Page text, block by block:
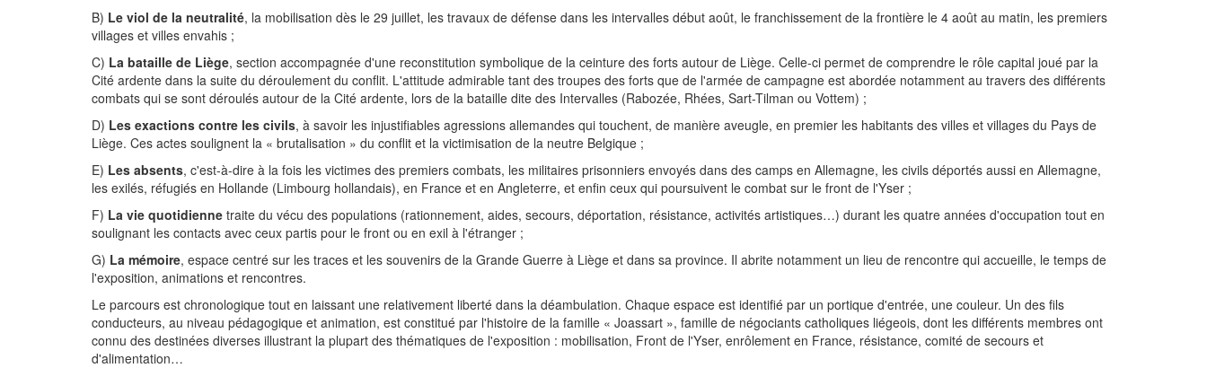
B) Le viol de la neutralité, la mobilisation dès le 29 juillet, les travaux de défense dans les intervalles début août, le franchissement de la frontière le 4 août au matin, les premiers
villages et villes envahis ;
C) La bataille de Liège, section accompagnée d'une reconstitution symbolique de la ceinture des forts autour de Liège. Celle-ci permet de comprendre le rôle capital joué par la
Cité ardente dans la suite du déroulement du conflit. L'attitude admirable tant des troupes des forts que de l'armée de campagne est abordée notamment au travers des différents
combats qui se sont déroulés autour de la Cité ardente, lors de la bataille dite des Intervalles (Rabozée, Rhées, Sart-Tilman ou Vottem) ;
D) Les exactions contre les civils, à savoir les injustifiables agressions allemandes qui touchent, de manière aveugle, en premier les habitants des villes et villages du Pays de
Liège. Ces actes soulignent la « brutalisation » du conflit et la victimisation de la neutre Belgique ;
E) Les absents, c'est-à-dire à la fois les victimes des premiers combats, les militaires prisonniers envoyés dans des camps en Allemagne, les civils déportés aussi en Allemagne,
les exilés, réfugiés en Hollande (Limbourg hollandais), en France et en Angleterre, et enfin ceux qui poursuivent le combat sur le front de l'Yser ;
F) La vie quotidienne traite du vécu des populations (rationnement, aides, secours, déportation, résistance, activités artistiques…) durant les quatre années d'occupation tout en
soulignant les contacts avec ceux partis pour le front ou en exil à l'étranger ;
G) La mémoire, espace centré sur les traces et les souvenirs de la Grande Guerre à Liège et dans sa province. Il abrite notamment un lieu de rencontre qui accueille, le temps de
l'exposition, animations et rencontres.
Le parcours est chronologique tout en laissant une relativement liberté dans la déambulation. Chaque espace est identifié par un portique d'entrée, une couleur. Un des fils
conducteurs, au niveau pédagogique et animation, est constitué par l'histoire de la famille « Joassart », famille de négociants catholiques liégeois, dont les différents membres ont
connu des destinées diverses illustrant la plupart des thématiques de l'exposition : mobilisation, Front de l'Yser, enrôlement en France, résistance, comité de secours et
d'alimentation…